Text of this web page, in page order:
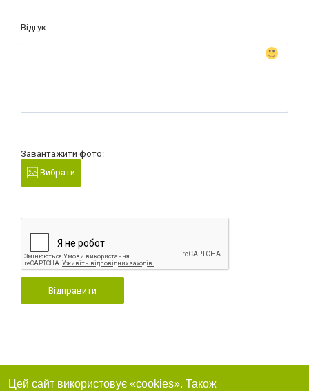
Відгук:
Завантажити фото:
Вибрати
Відправити
Цей сайт використовує «cookies». Також